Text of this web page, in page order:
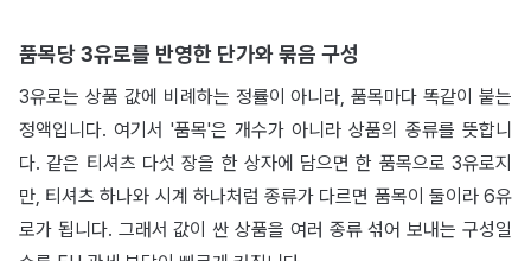
품목당 3유로를 반영한 단가와 묶음 구성
3유로는 상품 값에 비례하는 정률이 아니라, 품목마다 똑같이 붙는
정액입니다. 여기서 '품목'은 개수가 아니라 상품의 종류를 뜻합니
다. 같은 티셔츠 다섯 장을 한 상자에 담으면 한 품목으로 3유로지
만, 티셔츠 하나와 시계 하나처럼 종류가 다르면 품목이 둘이라 6유
로가 됩니다. 그래서 값이 싼 상품을 여러 종류 섞어 보내는 구성일